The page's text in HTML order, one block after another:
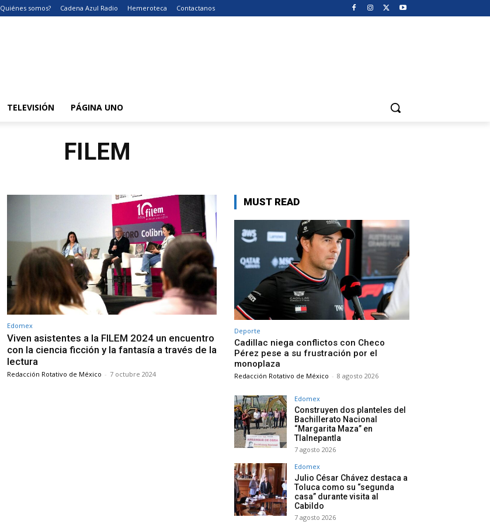
Quiénes somos? Cadena Azul Radio Hemeroteca Contactanos
TELEVISIÓN PÁGINA UNO
FILEM
Edomex
Viven asistentes a la FILEM 2024 un encuentro
con la ciencia ficción y la fantasía a través de la
lectura
Redacción Rotativo de México - 7 octubre 2024
MUST READ
Deporte
Cadillac niega conflictos con Checo
Pérez pese a su frustración por el
monoplaza
Redacción Rotativo de México - 8 agosto 2026
Edomex
Construyen dos planteles del
Bachillerato Nacional
“Margarita Maza” en
Tlalnepantla
7 agosto 2026
Edomex
Julio César Chávez destaca a
Toluca como su “segunda
casa” durante visita al
Cabildo
7 agosto 2026